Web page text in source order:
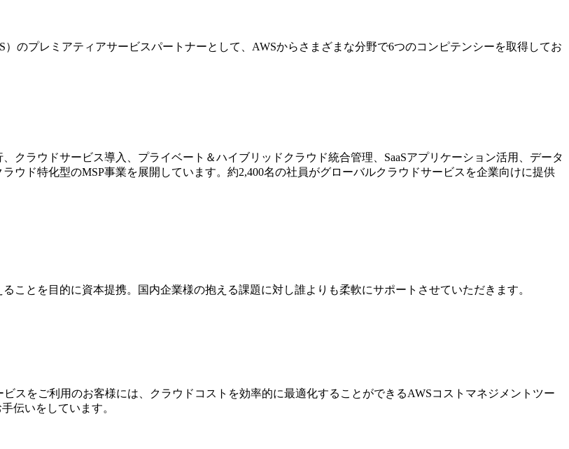
のプレミアティアサービスパートナーとして、AWSからさまざまな分野で6つのコンピテンシーを取得してお
クラウドサービス導入、プライベート＆ハイブリッドクラウド統合管理、SaaSアプリケーション活用、データ
ウド特化型のMSP事業を展開しています。約2,400名の社員がグローバルクラウドサービスを企業向けに提供
ことを目的に資本提携。国内企業様の抱える課題に対し誰よりも柔軟にサポートさせていただきます。
スをご利⽤のお客様には、クラウドコストを効率的に最適化することができるAWSコストマネジメントツー
伝いをしています。